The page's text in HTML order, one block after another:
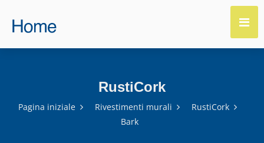
RustiCork
Pagina iniziale Rivestimenti murali
RustiCork
Bark